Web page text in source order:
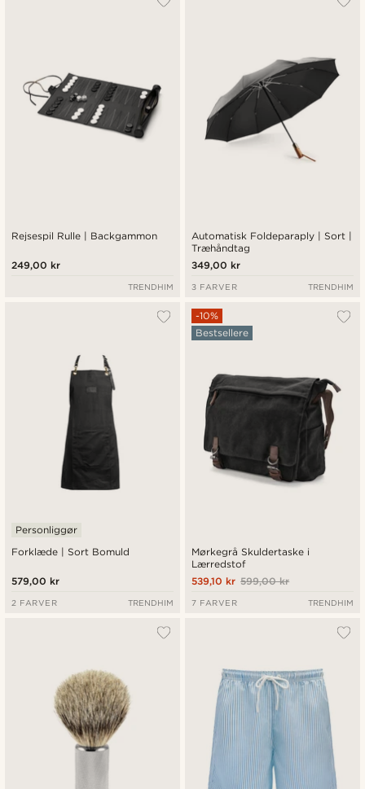
Rejsespil Rulle | Backgammon
249,00 kr
TRENDHIM
Automatisk Foldeparaply | Sort |
Træhåndtag
349,00 kr
3 FARVER TRENDHIM
Forklæde | Sort Bomuld
Personliggør
579,00 kr
2 FARVER TRENDHIM
Mørkegrå Skuldertaske i
Lærredstof
-10%
Bestsellere
599,00 kr
539,10 kr
7 FARVER TRENDHIM